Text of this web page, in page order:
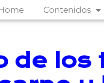
Contenidos
de los